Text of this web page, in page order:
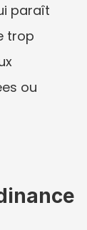
paraît
trop
ou